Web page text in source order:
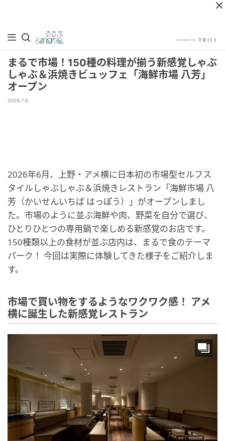
まるで市場！150種の料理が揃う新感覚しゃぶ
しゃぶ＆浜焼きビュッフェ「海鮮市場 八芳」
オープン
2026.7.6
2026年6月、上野・アメ横に日本初の市場型セルフス
タイルしゃぶしゃぶ＆浜焼きレストラン「海鮮市場 八
芳（かいせんいちば はっぽう）」がオープンしまし
た。市場のように並ぶ海鮮や肉、野菜を自分で選び、
ひとりひとつの専用鍋で楽しめる新感覚のお店です。
150種類以上の食材が並ぶ店内は、まるで食のテーマ
パーク！ 今回は実際に体験してきた様子をご紹介しま
す。
市場で買い物をするようなワクワク感！ アメ
横に誕生した新感覚レストラン